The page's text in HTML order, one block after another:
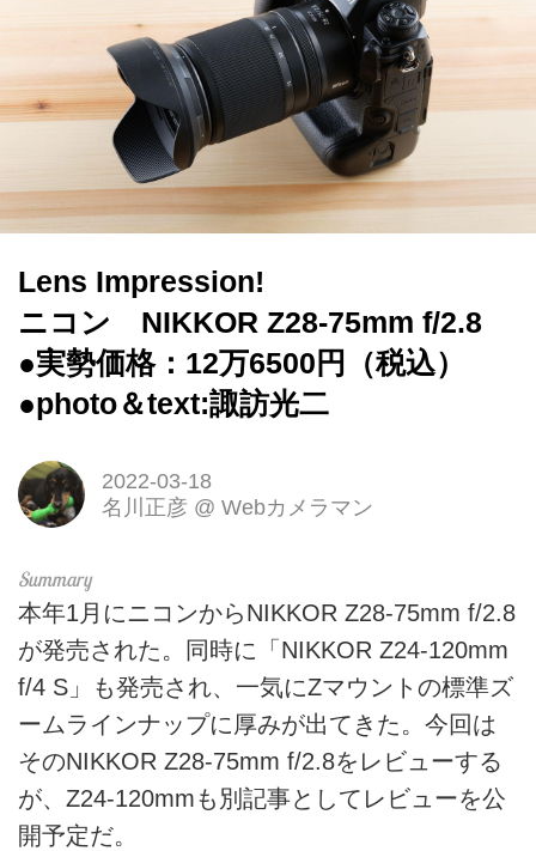
Lens Impression!
ニコン NIKKOR Z28-75mm f/2.8
●実勢価格：12万6500円（税込）
●photo＆text:諏訪光二
2022-03-18
名川正彦 @ Webカメラマン
本年1月にニコンからNIKKOR Z28-75mm f/2.8
が発売された。同時に「NIKKOR Z24-120mm
f/4 S」も発売され、一気にZマウントの標準ズ
ームラインナップに厚みが出てきた。今回は
そのNIKKOR Z28-75mm f/2.8をレビューする
が、Z24-120mmも別記事としてレビューを公
開予定だ。